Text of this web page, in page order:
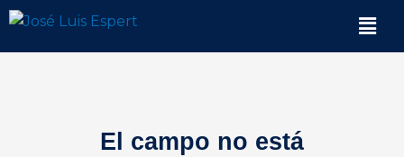
Ir
contenido
El campo no está